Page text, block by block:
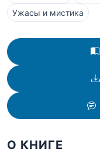
Ужасы и мистика
О КНИГЕ